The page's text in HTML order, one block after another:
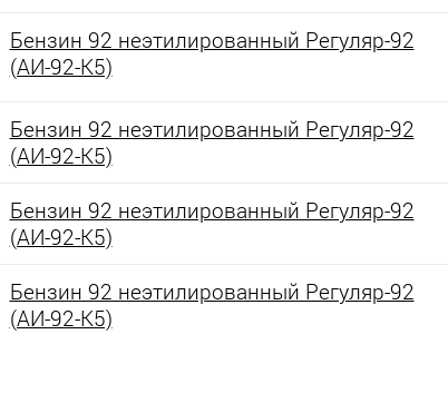
Бензин 92 неэтилированный Регуляр-92
(АИ-92-К5)
Бензин 92 неэтилированный Регуляр-92
(АИ-92-К5)
Бензин 92 неэтилированный Регуляр-92
(АИ-92-К5)
Бензин 92 неэтилированный Регуляр-92
(АИ-92-К5)